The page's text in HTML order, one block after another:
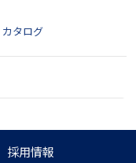
タログ
採用情報